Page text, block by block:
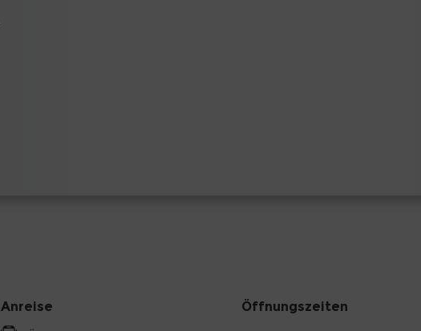
Anreise Öffnungszeiten